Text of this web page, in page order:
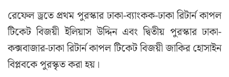
রেফেল ড্রতে প্রথম পুরস্কার ঢাকা-ব্যাংকক-ঢাকা রিটার্ন কাপল
টিকেট বিজয়ী ইলিয়াস উদ্দিন এবং দ্বিতীয় পুরস্কার ঢাকা-
কক্সবাজার-ঢাকা রিটার্ন কাপল টিকেট বিজয়ী জাকির হোসাইন
বিপ্লবকে পুরস্কৃত করা হয়।